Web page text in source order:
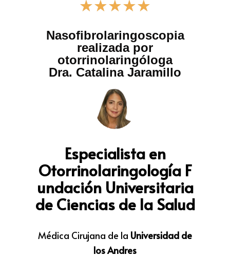
★★★★★
Nasofibrolaringoscopia
realizada por
otorrinolaringóloga
Dra. Catalina Jaramillo
Especialista en
OtorrinolaringologíaF
undación Universitaria
de Ciencias de la Salud
Médica Cirujana de la Universidad de
los Andres